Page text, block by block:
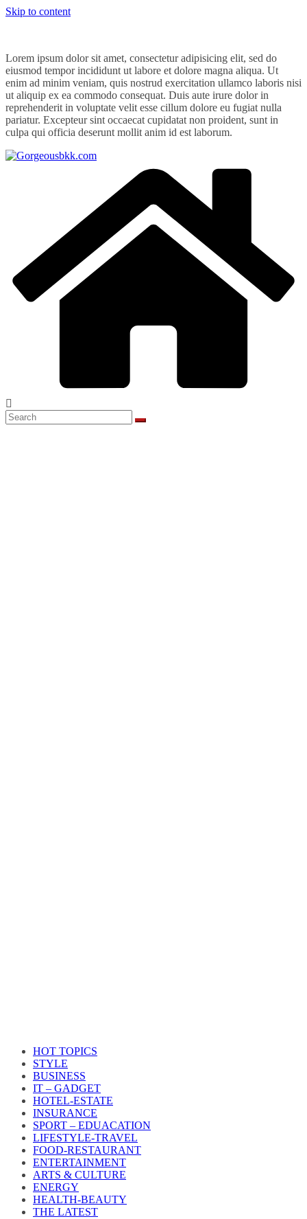
Skip to content
Lorem ipsum dolor sit amet, consectetur adipisicing elit, sed do
eiusmod tempor incididunt ut labore et dolore magna aliqua. Ut
enim ad minim veniam, quis nostrud exercitation ullamco laboris nisi
ut aliquip ex ea commodo consequat. Duis aute irure dolor in
reprehenderit in voluptate velit esse cillum dolore eu fugiat nulla
pariatur. Excepteur sint occaecat cupidatat non proident, sunt in
culpa qui officia deserunt mollit anim id est laborum.
HOT TOPICS
STYLE
BUSINESS
IT – GADGET
HOTEL-ESTATE
INSURANCE
SPORT – EDUACATION
LIFESTYLE​-TRAVEL​
FOOD-RESTAURANT
ENTERTAINMENT
ARTS & CULTURE
ENERGY
HEALTH​-BEAUTY
THE LATEST